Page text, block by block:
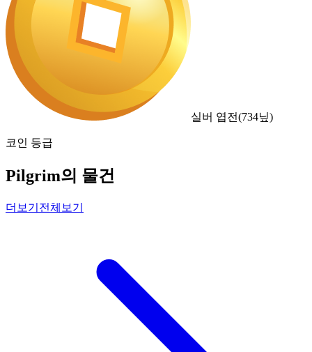
실버 엽전(734닢)
코인 등급
Pilgrim의 물건
더보기 전체보기